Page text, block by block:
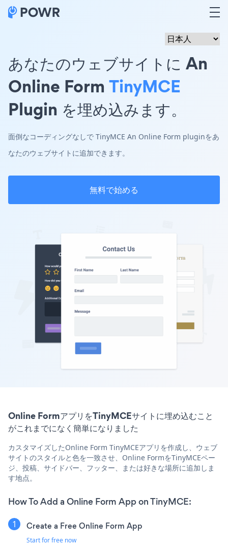
あなたのウェブサイトに An
Online Form TinyMCE
Plugin を埋め込みます。
面倒なコーディングなしで TinyMCE An Online Form pluginをあ
なたのウェブサイトに追加できます。
無料で始める
Online FormアプリをTinyMCEサイトに埋め込むこと
がこれまでになく簡単になりました
カスタマイズしたOnline Form TinyMCEアプリを作成し、ウェブ
サイトのスタイルと色を一致させ、Online FormをTinyMCEペー
ジ、投稿、サイドバー、フッター、または好きな場所に追加しま
す地点。
How To Add a Online Form App on TinyMCE:
Create a Free Online Form App
Start for free now